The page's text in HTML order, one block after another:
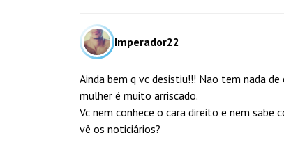
Imperador22
Ainda bem q vc desistiu!!! Nao tem nada
mulher é muito arriscado.
Vc nem conhece o cara direito e nem sabe
vê os noticiários?